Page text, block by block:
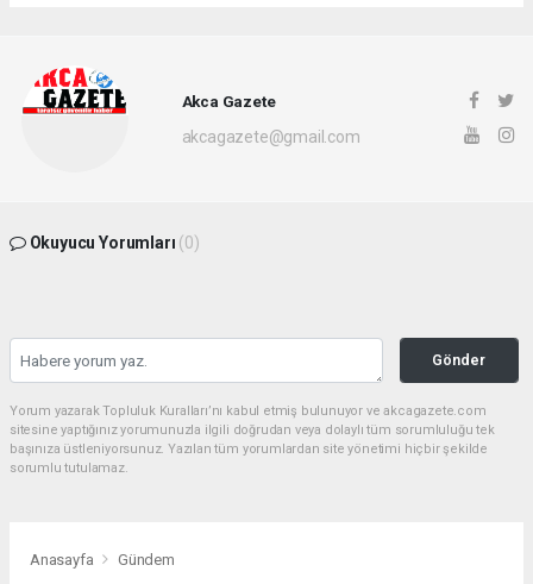
Akca Gazete
akcagazete@gmail.com
Okuyucu Yorumları (0)
Gönder
Yorum yazarak Topluluk Kuralları’nı kabul etmiş bulunuyor ve akcagazete.com
sitesine yaptığınız yorumunuzla ilgili doğrudan veya dolaylı tüm sorumluluğu tek
başınıza üstleniyorsunuz. Yazılan tüm yorumlardan site yönetimi hiçbir şekilde
sorumlu tutulamaz.
Anasayfa Gündem